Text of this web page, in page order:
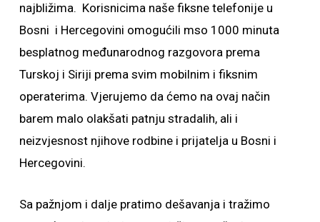
najbližima. Korisnicima naše fiksne telefonije u
Bosni i Hercegovini omogućili mso 1000 minuta
besplatnog međunarodnog razgovora prema
Turskoj i Siriji prema svim mobilnim i fiksnim
operaterima. Vjerujemo da ćemo na ovaj način
barem malo olakšati patnju stradalih, ali i
neizvjesnost njihove rodbine i prijatelja u Bosni i
Hercegovini.
Sa pažnjom i dalje pratimo dešavanja i tražimo